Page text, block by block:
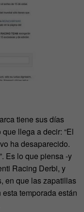
tiene sus días
llega a decir: “El
ha desaparecido.
Es lo que piensa -y
Racing Derbi, y
en que las zapatillas
temporada están